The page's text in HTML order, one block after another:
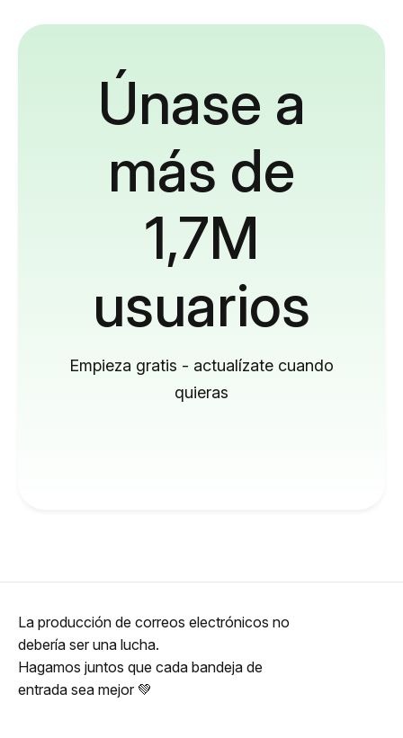
Únase a
más de
1,7M
usuarios
Empieza gratis - actualízate cuando
quieras
La producción de correos electrónicos no
debería ser una lucha.
Hagamos juntos que cada bandeja de
entrada sea mejor 💚